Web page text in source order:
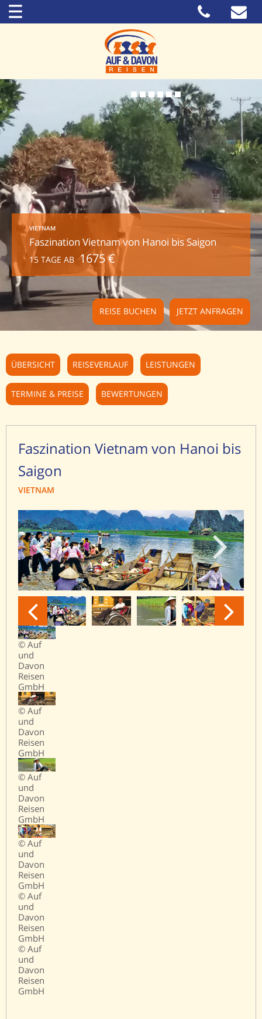
VIETNAM
Faszination Vietnam von Hanoi bis Saigon
15 TAGE AB 1675 €
JETZT ANFRAGEN
REISE BUCHEN
ÜBERSICHT REISEVERLAUF LEISTUNGEN
TERMINE & PREISE BEWERTUNGEN
Faszination Vietnam von Hanoi bis
Saigon
VIETNAM
© Auf
und
Davon
Reisen
GmbH
© Auf
und
Davon
Reisen
GmbH
© Auf
und
Davon
Reisen
GmbH
© Auf
und
Davon
Reisen
GmbH
© Auf
und
Davon
Reisen
GmbH
© Auf
und
Davon
Reisen
GmbH